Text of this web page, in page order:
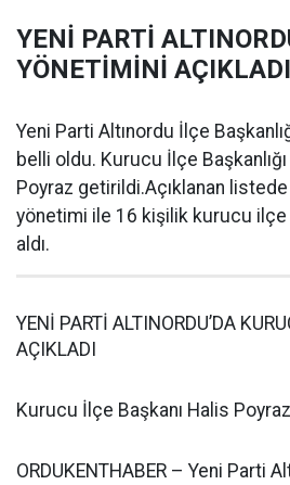
YENİ PARTİ
YÖNETİMİNİ AÇIKLADI
Yeni Parti Altınordu İlçe
belli oldu. Kurucu İlçe
Poyraz getirildi.Açıklanan
yönetimi ile 16 kişilik kurucu
aldı.
YENİ PARTİ ALTINORDU’DA
AÇIKLADI
Kurucu İlçe Başkanı Halis
ORDUKENTHABER – Yeni Parti